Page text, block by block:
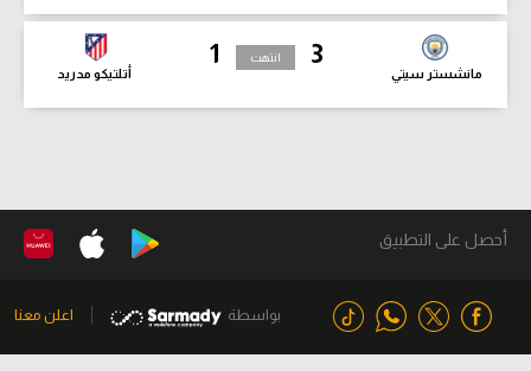
3
مانشستر سيتي
1
أتلتيكو مدريد
انتهت
أحصل على التطبيق
بواسطة اعلن معنا